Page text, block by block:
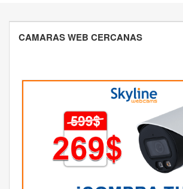
CAMARAS WEB CERCANAS